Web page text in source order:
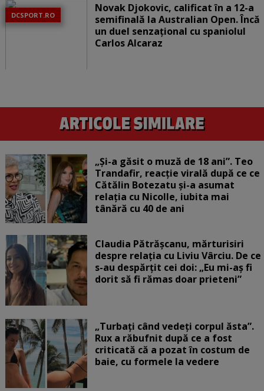
DCSPORT.RO
Novak Djokovic, calificat în a 12-a
semifinală la Australian Open. Încă
un duel senzațional cu spaniolul
Carlos Alcaraz
„Și-a găsit o muză de 18 ani”. Teo
Trandafir, reacție virală după ce ce
Cătălin Botezatu și-a asumat
relația cu Nicolle, iubita mai
tânără cu 40 de ani
Claudia Pătrășcanu, mărturisiri
despre relația cu Liviu Vârciu. De ce
s-au despărțit cei doi: „Eu mi-aș fi
dorit să fi rămas doar prieteni”
„Turbați când vedeți corpul ăsta”.
Rux a răbufnit după ce a fost
criticată că a pozat în costum de
baie, cu formele la vedere